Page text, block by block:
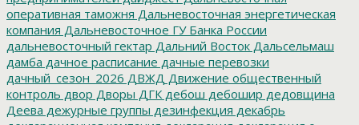
оперативная таможня Дальневосточная энергетическая
компания Дальневосточное ГУ Банка России
дальневосточный гектар Дальний Восток Дальсельмаш
дамба дачное расписание дачные перевозки
дачный_сезон_2026 ДВЖД Движение общественный
контроль двор Дворы ДГК дебош дебошир дедовщина
Деева дежурные группы дезинфекция декабрь